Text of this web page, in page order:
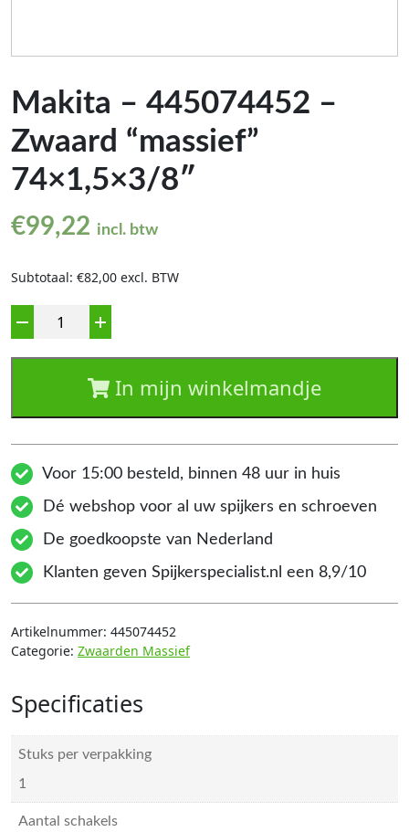
Makita – 445074452 –
Zwaard “massief”
74×1,5×3/8″
€99,22 incl. btw
Subtotaal: €82,00 excl. BTW
In mijn winkelmandje
Voor 15:00 besteld, binnen 48 uur in huis
Dé webshop voor al uw spijkers en schroeven
De goedkoopste van Nederland
Klanten geven Spijkerspecialist.nl een 8,9/10
Artikelnummer: 445074452
Categorie: Zwaarden Massief
Specificaties
Stuks per verpakking
1
Aantal schakels